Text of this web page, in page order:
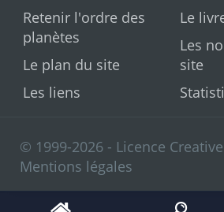
Retenir l'ordre des
planètes
Le plan du site
Les liens
Le
Les
site
© 1999-2026 - Licence
Mentions légales